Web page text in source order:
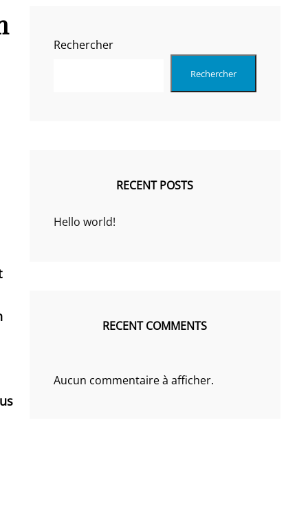
Rechercher
Rechercher
RECENT POSTS
Hello world!
RECENT COMMENTS
Aucun commentaire à afficher.